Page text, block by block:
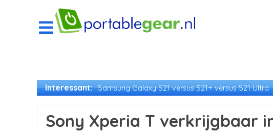
Interessant: Samsung Galaxy S21 versus S21+ versus S21 Ultra
Sony Xperia T verkrijgbaar